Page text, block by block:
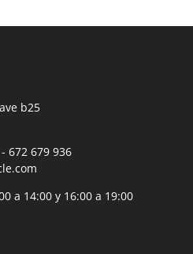
b25
672 679 936
a 14:00 y 16:00 a 19:00